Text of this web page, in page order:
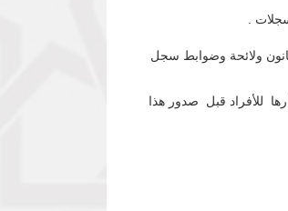
.
ولائحة وضوابط سجل
للأفراد قبل صدور هذا